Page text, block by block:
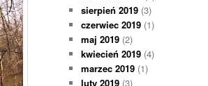
sierpień 2019 (3)
czerwiec 2019 (1)
maj 2019 (2)
kwiecień 2019 (4)
marzec 2019 (1)
luty 2019 (3)